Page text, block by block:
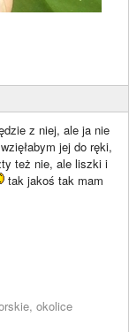
z niej, ale ja nie
jej do ręki,
też nie, ale liszki i
tak jakoś tak mam
okolice